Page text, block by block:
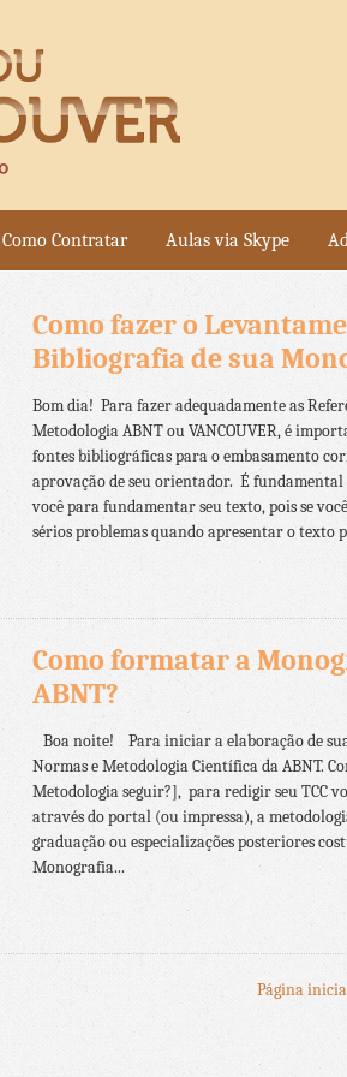
Como Contratar Aulas via Skype
Como fazer o
Bibliografia de sua
Bom dia! Para fazer adequadamente as
Metodologia ABNT ou VANCOUVER, é
fontes bibliográficas para o embasamento
aprovação de seu orientador. É
você para fundamentar seu texto, pois se
sérios problemas quando apresentar o texto
Como formatar a
ABNT?
Boa noite! Para iniciar a elaboração de
Normas e Metodologia Científica da ABNT.
Metodologia seguir?], para redigir seu TCC
através do portal (ou impressa), a
graduação ou especializações posteriores
Monografia...
Página